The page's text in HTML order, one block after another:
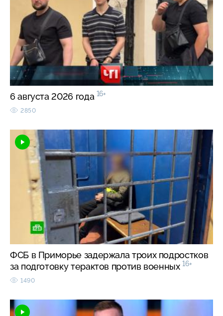
6 августа 2026 года 16+
2850
ФСБ в Приморье задержала троих подростков
за подготовку терактов против военных 16+
1490